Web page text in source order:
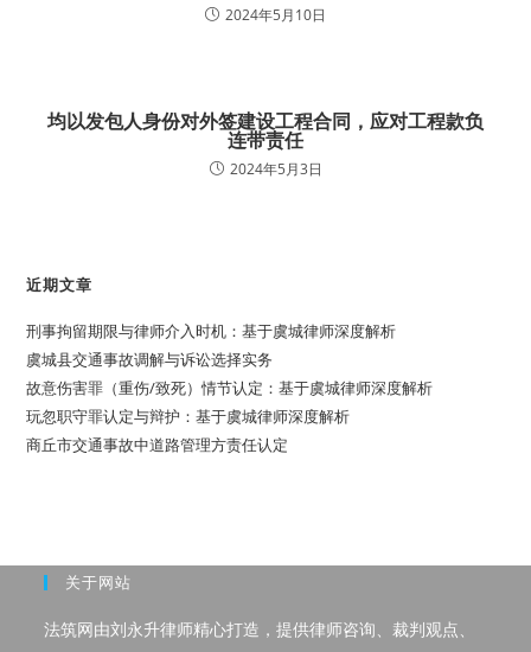
2024年5月10日
均以发包人身份对外签建设工程合同，应对工程款负
连带责任
2024年5月3日
近期文章
刑事拘留期限与律师介入时机：基于虞城律师深度解析
虞城县交通事故调解与诉讼选择实务
故意伤害罪（重伤/致死）情节认定：基于虞城律师深度解析
玩忽职守罪认定与辩护：基于虞城律师深度解析
商丘市交通事故中道路管理方责任认定
关于网站
法筑网由刘永升律师精心打造，提供律师咨询、裁判观点、